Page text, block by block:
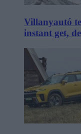
Villanyautó
instant get,